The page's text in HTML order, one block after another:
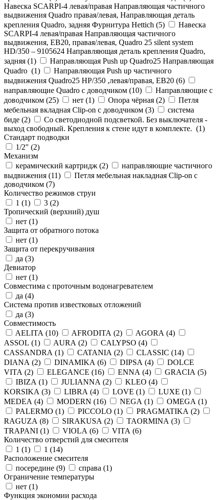
Навеска SCARPI-4 левая/правая Направляющая частичного
выдвижения Quadro правая/левая, Направляющая деталь
крепления Quadro, задняя Фурнитура Hettich (5)
Навеска
SCARPI-4 левая/правая Направляющая частичного
выдвижения, ЕВ20, правая/левая, Quadro 25 silent system
HD/350 – 9105624 Направляющая деталь крепления Quadro,
задняя (1)
Направляющая Push up Quadro25 Направляющая
Quadro (1)
Направляющая Push up частичного
выдвижения Quadro25 НР/350 ,левая/правая, ЕВ20 (6)
направляющие Quadro с доводчиком (10)
Направляющие с
доводчиком (25) нет (1) Опора чёрная (2)
Петля
мебельная вкладная Clip-on с доводчиком (3)
система
биде (2)
Со светодиодной подсветкой. Без выключателя -
выход свободный. Крепления к стене идут в комплекте. (1)
Стандарт подводки
1/2" (2)
Механизм
керамический картридж (2)
направляющие частичного
выдвижения (11)
Петля мебельная накладная Clip-on с
доводчиком (7)
Количество режимов струи
1 (1) 3 (2)
Тропический (верхний) душ
нет (1)
Защита от обратного потока
нет (1)
Защита от перекручивания
да (3)
Девиатор
нет (1)
Совместима с проточным водонагревателем
да (4)
Система против известковых отложений
да (3)
Совместимость
AELITA (10) AFRODITA (2) AGORA (4)
ASSOL (1) AURA (2) CALYPSO (4)
CASSANDRA (1) CATANIA (2) CLASSIC (14)
DIANA (2) DINAMIKA (6) DIPSA (4)
DOLCE
VITA (2) ELEGANCE (16) ENNA (4) GRACIA (5)
IBIZA (1) JULIANNA (2) KLEO (4)
KORSIKA (3) LIBRA (4) LOVE (1) LUXE (1)
MEDEA (4) MODERN (16) NEGA (1) OMEGA (1)
PALERMO (1) PICCOLO (1) PRAGMATIKA (2)
RAGUZA (8) SIRAKUSA (2) TAORMINA (3)
TRAPANI (1) VIOLA (6) VITA (6)
Количество отверстий для смесителя
1 (1) 1 (14)
Расположение смесителя
посередине (9) справа (1)
Ограничение температуры
нет (1)
Функция экономии расхода